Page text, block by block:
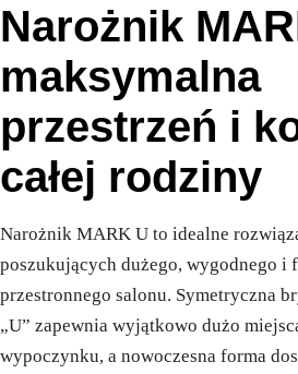
Narożnik
maksymalna
przestrzeń i
całej rodziny
Narożnik MARK U to idealne
poszukujących dużego, wygodnego i
przestronnego salonu. Symetryczna
„U” zapewnia wyjątkowo dużo
wypoczynku, a nowoczesna forma